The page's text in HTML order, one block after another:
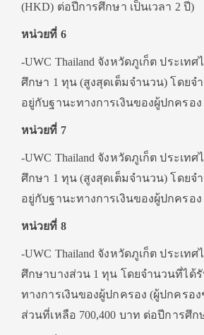
(HKD) ต่อปีการศึกษา เป็นเวลา 2 ปี)
หน่วยที่ 6
-UWC Thailand จังหวัดภูเก็ต ประเท
ศึกษา 1 ทุน (สูงสุดเต็มจำนวน) โดยจ
อยู่กับฐานะทางการเงินของผู้ปกครอง
หน่วยที่ 7
-UWC Thailand จังหวัดภูเก็ต ประเท
ศึกษา 1 ทุน (สูงสุดเต็มจำนวน) โดยจ
อยู่กับฐานะทางการเงินของผู้ปกครอง
หน่วยที่ 8
-UWC Thailand จังหวัดภูเก็ต ประเท
ศึกษาบางส่วน 1 ทุน โดยจำนวนที่ได้
ทางการเงินของผู้ปกครอง (ผู้ปกครอง
ส่วนที่เหลือ 700,400 บาท ต่อปีการศึก